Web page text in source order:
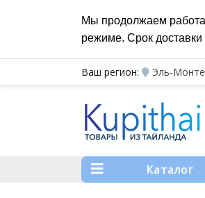
Мы продолжаем
режиме. Срок
Ваш регион: Эль-Монте
Каталог